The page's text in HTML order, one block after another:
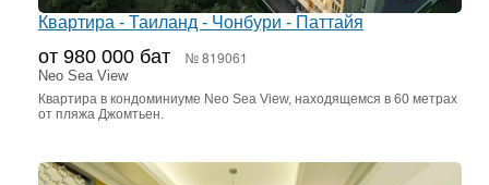
Квартира - Таиланд - Чонбури - Паттайя
от 980 000 бат № 819061
Neo Sea View
Квартира в кондоминиуме Neo Sea View, находящемся в 60 метрах
от пляжа Джомтьен.